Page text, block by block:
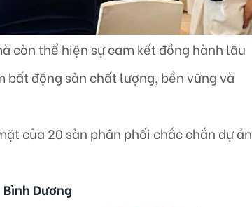
còn thể hiện sự cam kết đồng hành lâu
bất động sản chất lượng, bền vững và
của 20 sàn phân phối chắc chắn dự án
Dương